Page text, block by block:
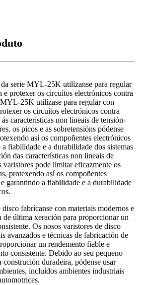
serie MYL-25K utilízanse para regular
e protexer os circuítos electrónicos contra
25K utilízase para regular con
os circuítos electrónicos contra
características non lineais de tensión-
os picos e as sobretensións pódense
así os compoñentes electrónicos
fiabilidade e a durabilidade dos sistemas
das características non lineais de
varistores pode limitar eficazmente os
protexendo así os compoñentes
garantindo a fiabilidade e a durabilidade
fabrícanse con materiais modernos e
de última xeración para proporcionar un
Os nosos varistores de disco
avanzados e técnicas de fabricación de
un rendemento fiable e
consistente. Debido ao seu pequeno
construción duradeira, pódense usar
incluídos ambientes industriais